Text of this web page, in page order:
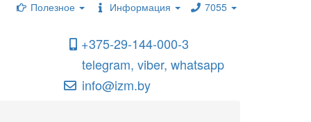
Полезное Информация 7055
+375-29-144-000-3
telegram, viber, whatsapp
info@izm.by